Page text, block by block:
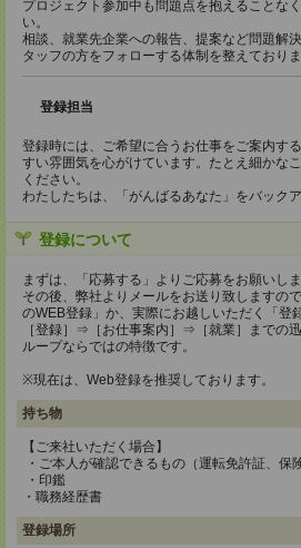
プロジェクト参加中も問題点を抱えることな
い。
相談、就業先企業への報告、提案など問題解
タッフの方をフォローする体制を整えておりま
登録担当
登録時には、ご希望に合うお仕事をご案内す
すい雰囲気を心がけています。たとえ細かな
ください。
わたしたちは、「がんばるあなた」をバック
登録について
まずは、「応募する」よりご応募をお願いしま
その後、弊社よりメールをお送り致しますの
のWEB登録」か、実際にお越しいただく「登
［登録］⇒［お仕事案内］⇒［就業］までの
ループならではの特徴です。
※現在は、Web登録を推奨しております。
持ち物
【ご来社いただく場合】
・ご本人が確認できるもの（運転免許証、保
・印鑑
・職務経歴書
登録場所